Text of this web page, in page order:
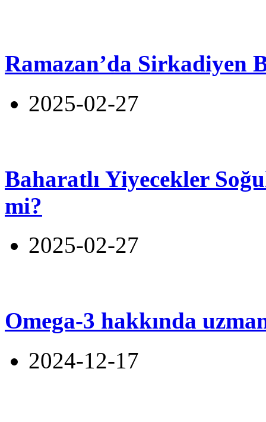
Ramazan’da Sirkadiyen
2025-02-27
Baharatlı Yiyecekler
mi?
2025-02-27
Omega-3 hakkında
2024-12-17